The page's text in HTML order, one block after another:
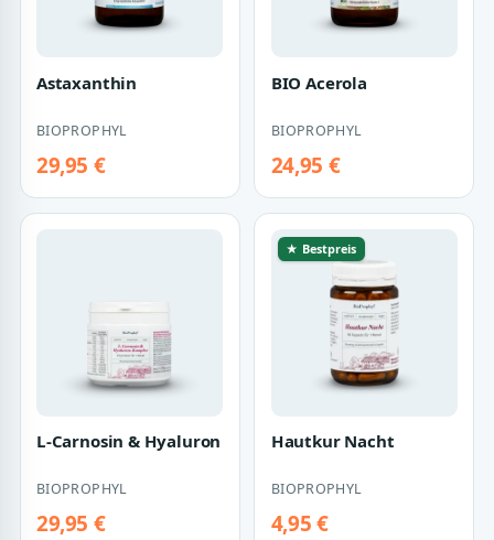
Astaxanthin
BIOPROPHYL
29,95 €
BIO Acerola
BIOPROPHYL
24,95 €
L-Carnosin & Hyaluron
BIOPROPHYL
29,95 €
★ Bestpreis
Hautkur Nacht
BIOPROPHYL
4,95 €